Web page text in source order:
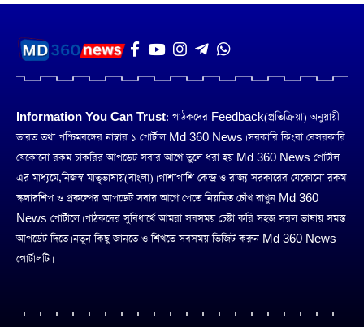
Information You Can Trust: পাঠকদের Feedback(প্রতিক্রিয়া) অনুয়ায়ী
ভারত তথা পশ্চিমবঙ্গের নাম্বার ১ পোর্টাল Md 360 News। সরকারি কিংবা বেসরকারি
যেকোনো রকম চাকরির আপডেট সবার আগে তুলে ধরা হয় Md 360 News পোর্টাল
এর মাধ্যমে,নিজস্ব মাতৃভাষায়(বাংলা)। পাশাপাশি কেন্দ্র ও রাজ্য সরকারের যেকোনো রকম
স্কলারশিপ ও প্রকল্পের আপডেট সবার আগে পেতে নিয়মিত চোঁখ রাখুন Md 360
News পোর্টালে। পাঠকদের সুবিধার্থে আমরা সবসময় চেষ্টা করি সহজ সরল ভাষায় সমস্ত
আপডেট দিতে। নতুন কিছু জানতে ও শিখতে সবসময় ভিজিট করুন Md 360 News
পোর্টালটি।